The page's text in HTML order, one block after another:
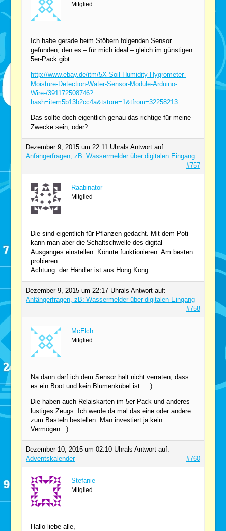
Mitglied
Ich habe gerade beim Stöbern folgenden Sensor
gefunden, den es – für mich ideal – gleich im günstigen
5er-Pack gibt:
http://www.ebay.de/itm/5X-Soil-Humidity-Hygrometer-
Moisture-Detection-Water-Sensor-Module-Arduino-
Wire-/391172508746?
hash=item5b13b2cc4a&tstore=1&tfrom=32258213
Das sollte doch eigentlich genau das richtige für meine
Zwecke sein, oder?
Dezember 9, 2015 um 22:11 Uhrals Antwort auf:
Anfängerfragen, zB: Wassermelder über digitalen Eingang
#757
Raabinator
Mitglied
Die sind eigentlich für Pflanzen gedacht. Mit dem Poti
kann man aber die Schaltschwelle des digital
Ausganges einstellen. Könnte funktionieren. Am besten
probieren.
Achtung: der Händler ist aus Hong Kong
Dezember 9, 2015 um 22:17 Uhrals Antwort auf:
Anfängerfragen, zB: Wassermelder über digitalen Eingang
#758
McElch
Mitglied
Na dann darf ich dem Sensor halt nicht verraten, dass
es ein Boot und kein Blumenkübel ist… :)
Die haben auch Relaiskarten im 5er-Pack und anderes
lustiges Zeugs. Ich werde da mal das eine oder andere
zum Basteln bestellen. Man investiert ja kein
Vermögen. :)
Dezember 10, 2015 um 02:10 Uhrals Antwort auf:
Adventskalender
#760
Stefanie
Mitglied
Hallo liebe alle,